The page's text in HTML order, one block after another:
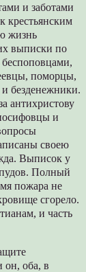
и заботами
крестьянским
жизнь
выписки по
поморцы,
безденежники.
антихристову
и
своею
Выписок у
Полный
пожара не
сгорело.
и часть
он, оба, в